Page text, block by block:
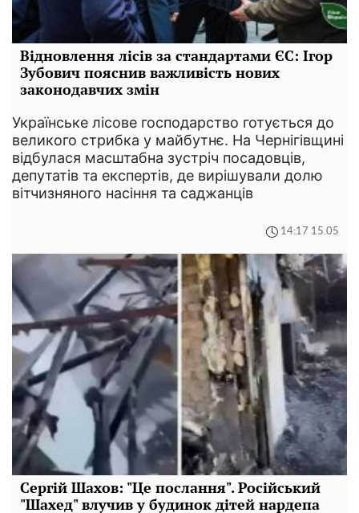
Відновлення лісів за стандартами ЄС: Ігор
Зубович пояснив важливість нових
законодавчих змін
Українське лісове господарство готується до
великого стрибка у майбутнє. На Чернігівщині
відбулася масштабна зустріч посадовців,
депутатів та експертів, де вирішували долю
вітчизняного насіння та саджанців
14:17 15.05
Сергій Шахов: "Це послання". Російський
"Шахед" влучив у будинок дітей нардепа